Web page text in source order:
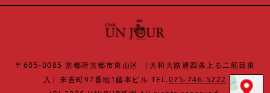
〒605-0085 京都府京都市東山区 （大和大路通四条上る二筋目東
入）末吉町97番地1藤本ビル TEL.075-746-5222